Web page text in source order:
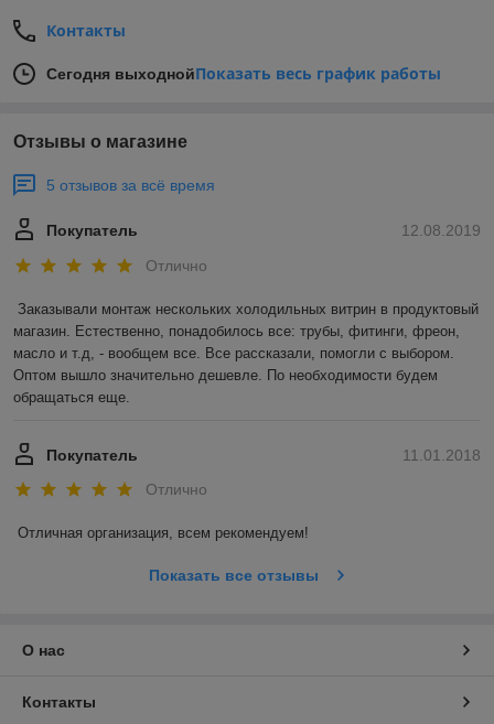
Контакты
Сегодня выходнойПоказать весь график работы
Отзывы о магазине
5 отзывов за всё время
12.08.2019
Покупатель
Отлично
Заказывали монтаж нескольких холодильных витрин в продуктовый
магазин. Естественно, понадобилось все: трубы, фитинги, фреон,
масло и т.д, - вообщем все. Все рассказали, помогли с выбором.
Оптом вышло значительно дешевле. По необходимости будем
обращаться еще.
11.01.2018
Покупатель
Отлично
Отличная организация, всем рекомендуем!
Показать все отзывы
О нас
Контакты